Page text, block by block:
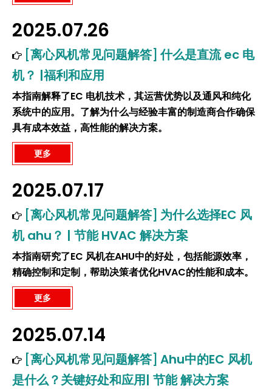
[离心风机常见问题解答] 什么是直流 ec 电
机？ |福利和应用
本指南解释了EC 电机技术，其运营优势以及通风和纯化
系统中的应用。了解为什么与经验丰富的制造商合作确保
具有成本效益，高性能的解决方案。
2025.07.26
更多
[离心风机常见问题解答] 为什么选择EC 风
机 ahu？ | 节能 HVAC 解决方案
本指南研究了EC 风机在AHU中的好处，包括能源效率，
精确控制和定制，帮助决策者优化HVAC的性能和成本。
2025.07.17
更多
[离心风机常见问题解答] Ahu中的EC 风机
是什么？关键好处和应用| 节能 解决方案
2025.07.14